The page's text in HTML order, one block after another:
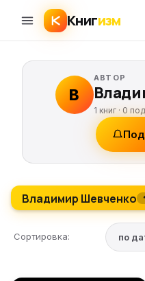
Книгизм
В
АВТОР
1 книг · 0
Владимир Шевченко
Сортировка: по